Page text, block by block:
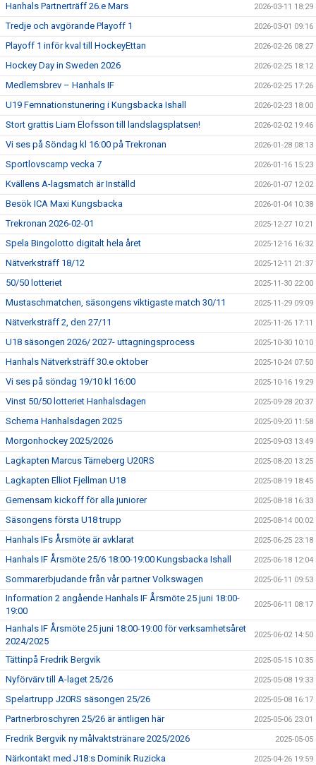
Hanhals Partnerträff 26.e Mars 2026-03-11 18:29
Tredje och avgörande Playoff 1 2026-03-01 09:16
Playoff 1 inför kval till HockeyEttan 2026-02-26 08:27
Hockey Day in Sweden 2026 2026-02-25 18:12
Medlemsbrev – Hanhals IF 2026-02-25 17:26
U19 Femnationstunering i Kungsbacka Ishall 2026-02-23 18:00
Stort grattis Liam Elofsson till landslagsplatsen! 2026-02-02 19:46
Vi ses på Söndag kl 16:00 på Trekronan 2026-01-28 08:13
Sportlovscamp vecka 7 2026-01-16 15:23
Kvällens A-lagsmatch är Inställd 2026-01-07 12:02
Besök ICA Maxi Kungsbacka 2026-01-04 10:38
Trekronan 2026-02-01 2025-12-27 10:21
Spela Bingolotto digitalt hela året 2025-12-16 16:32
Nätverksträff 18/12 2025-12-11 21:37
50/50 lotteriet 2025-11-30 22:00
Mustaschmatchen, säsongens viktigaste match 30/11 2025-11-29 09:09
Nätverksträff 2, den 27/11 2025-11-26 17:11
U18 säsongen 2026/ 2027- uttagningsprocess 2025-10-30 10:10
Hanhals Nätverksträff 30.e oktober 2025-10-24 07:50
Vi ses på söndag 19/10 kl 16:00 2025-10-16 19:29
Vinst 50/50 lotteriet Hanhalsdagen 2025-09-28 20:37
Schema Hanhalsdagen 2025 2025-09-20 11:58
Morgonhockey 2025/2026 2025-09-03 13:49
Lagkapten Marcus Tärneberg U20RS 2025-08-20 13:25
Lagkapten Elliot Fjellman U18 2025-08-19 18:45
Gemensam kickoff för alla juniorer 2025-08-18 16:33
Säsongens första U18 trupp 2025-08-14 00:02
Hanhals IFs Årsmöte är avklarat 2025-06-25 23:18
Hanhals IF Årsmöte 25/6 18:00-19:00 Kungsbacka Ishall 2025-06-18 12:04
Sommarerbjudande från vår partner Volkswagen 2025-06-11 09:53
Information 2 angående Hanhals IF Årsmöte 25 juni 18:00-
19:00
2025-06-11 08:17
Hanhals IF Årsmöte 25 juni 18:00-19:00 för verksamhetsåret
2024/2025
2025-06-02 14:50
Tättinpå Fredrik Bergvik 2025-05-15 10:35
Nyförvärv till A-laget 25/26 2025-05-08 19:33
Spelartrupp J20RS säsongen 25/26 2025-05-08 16:17
Partnerbroschyren 25/26 är äntligen här 2025-05-06 23:01
Fredrik Bergvik ny målvaktstränare 2025/2026 2025-05-05
Närkontakt med J18:s Dominik Ruzicka 2025-04-26 19:59